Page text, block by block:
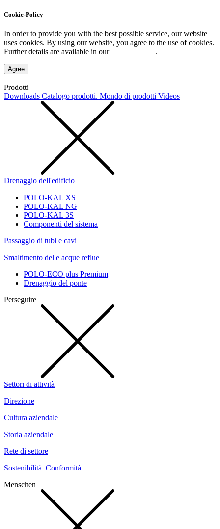
Cookie-Policy
In order to provide you with the best possible service, our website
uses cookies. By using our website, you agree to the use of cookies.
Further details are available in our
.
Agree
Prodotti
Downloads Catalogo prodotti. Mondo di prodotti Videos
Drenaggio dell'edificio
POLO-KAL XS
POLO-KAL NG
POLO-KAL 3S
Componenti del sistema
Passaggio di tubi e cavi
Smaltimento delle acque reflue
POLO-ECO plus Premium
Drenaggio del ponte
Perseguire
Settori di attività
Direzione
Cultura aziendale
Storia aziendale
Rete di settore
Sostenibilità. Conformità
Menschen